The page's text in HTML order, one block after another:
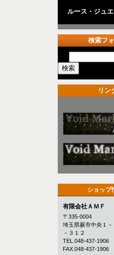
ルース・ジュ
検索フォ
リン
ショップ
有限会社ＡＭＦ
〒335-0004
埼玉県蕨市中央１－
－３１２
TEL.048-437-1906
FAX.048-437-1906